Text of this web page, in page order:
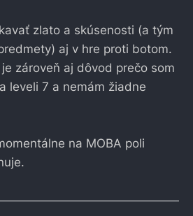
zlato a skúsenosti (a tým
aj v hre proti botom.
zároveň aj dôvod prečo som
leveli 7 a nemám žiadne
na MOBA poli